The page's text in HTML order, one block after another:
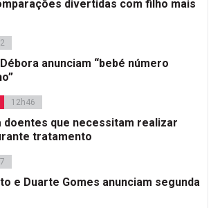
divertidas com filho mais
anunciam “bebé número
12h46
doentes que necessitam realizar
tratamento
e Duarte Gomes anunciam segunda